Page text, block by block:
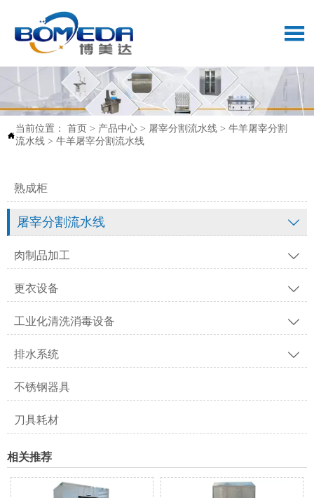


当前位置： 首页 > 产品中心 > 屠宰分割流水线 > 牛羊屠宰分割
流水线 > 牛羊屠宰分割流水线
熟成柜
屠宰分割流水线 
肉制品加工 
更衣设备 
工业化清洗消毒设备 
排水系统 
不锈钢器具
刀具耗材
相关推荐